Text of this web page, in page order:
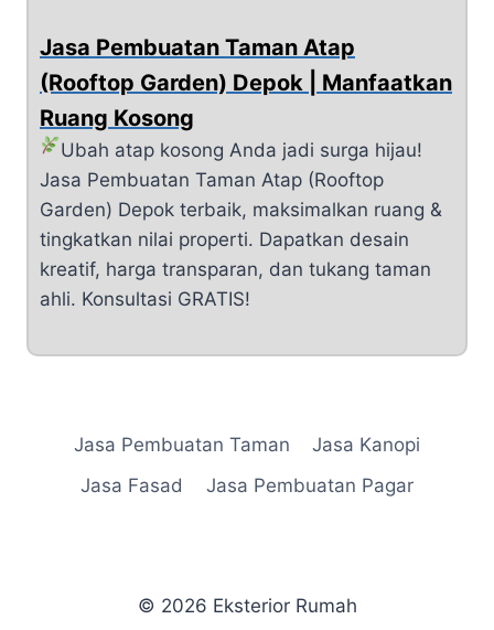
Jasa Pembuatan Taman Atap
(Rooftop Garden) Depok | Manfaatkan
Ruang Kosong
Ubah atap kosong Anda jadi surga hijau!
Jasa Pembuatan Taman Atap (Rooftop
Garden) Depok terbaik, maksimalkan ruang &
tingkatkan nilai properti. Dapatkan desain
kreatif, harga transparan, dan tukang taman
ahli. Konsultasi GRATIS!
Jasa Pembuatan Taman
Jasa Kanopi
Jasa Fasad
Jasa Pembuatan Pagar
© 2026 Eksterior Rumah